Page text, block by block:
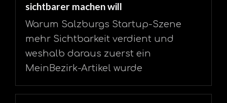
sichtbarer machen will
Warum Salzburgs Startup-Szene
mehr Sichtbarkeit verdient und
weshalb daraus zuerst ein
MeinBezirk-Artikel wurde